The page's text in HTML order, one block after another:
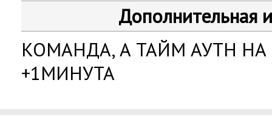
Дополнительная
КОМАНДА, А ТАЙМ АУТН НА
+1МИНУТА